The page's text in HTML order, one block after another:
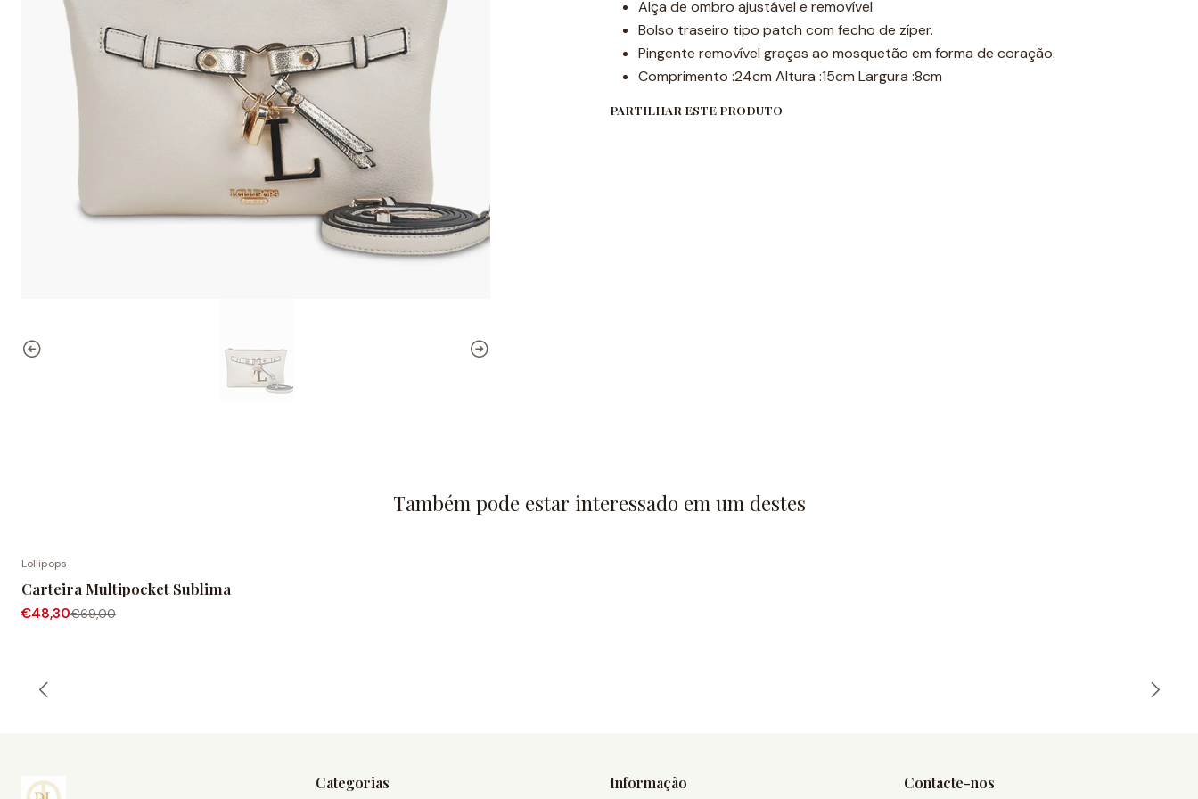
Alça de ombro ajustável e removível
Bolso traseiro tipo patch com fecho de zíper.
Pingente removível graças ao mosquetão em forma de coração.
Comprimento :24cm Altura :15cm Largura :8cm
PARTILHAR ESTE PRODUTO
Também pode estar interessado em um destes
Lollipops
Carteira Multipocket Sublima
€48,30€69,00
Categorias Informação Contacte-nos